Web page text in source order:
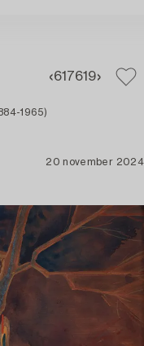
617619
1965)
20 november 2024